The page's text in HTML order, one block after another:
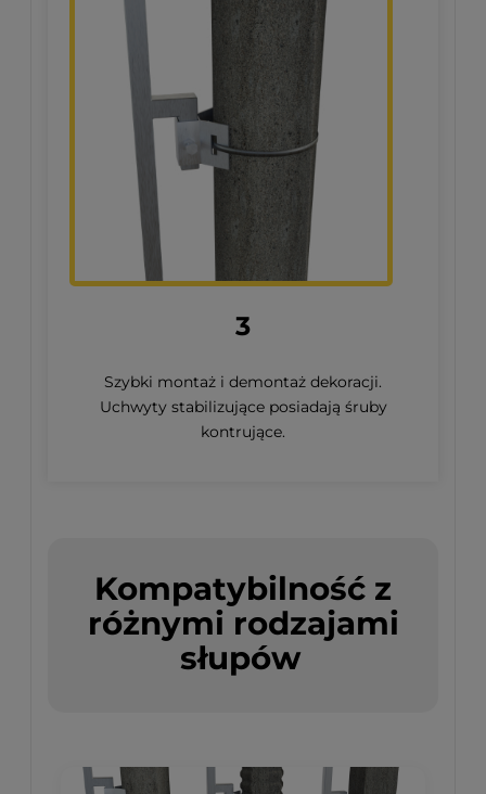
3
Szybki montaż i demontaż dekoracji.
Uchwyty stabilizujące posiadają śruby
kontrujące.
Kompatybilność z
różnymi rodzajami
słupów